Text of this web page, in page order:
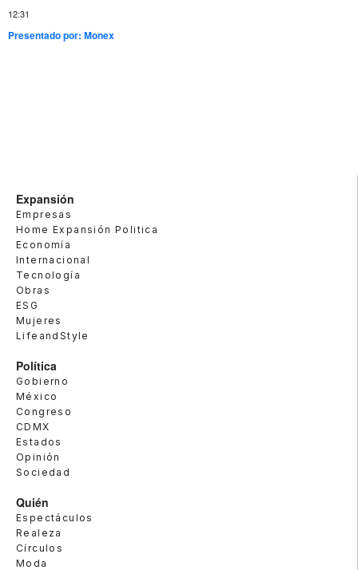
12:31
Presentado por:Monex
Expansión
Empresas
Home Expansión Politica
Economía
Internacional
Tecnología
Obras
ESG
Mujeres
LifeandStyle
Política
Gobierno
México
Congreso
CDMX
Estados
Opinión
Sociedad
Quién
Espectáculos
Realeza
Círculos
Moda